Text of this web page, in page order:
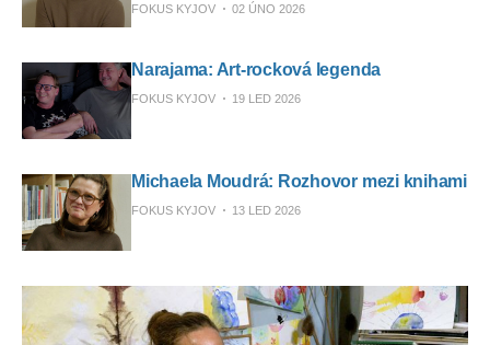
FOKUS KYJOV 02 ÚNO 2026
Narajama: Art-rocková legenda
FOKUS KYJOV 19 LED 2026
Michaela Moudrá: Rozhovor mezi knihami
FOKUS KYJOV 13 LED 2026